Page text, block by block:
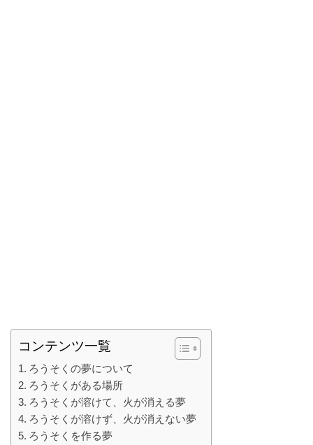
コンテンツ一覧
ろうそくの夢について
ろうそくがある場所
ろうそくが溶けて、火が消える夢
ろうそくが溶けず、火が消えない夢
ろうそくを作る夢